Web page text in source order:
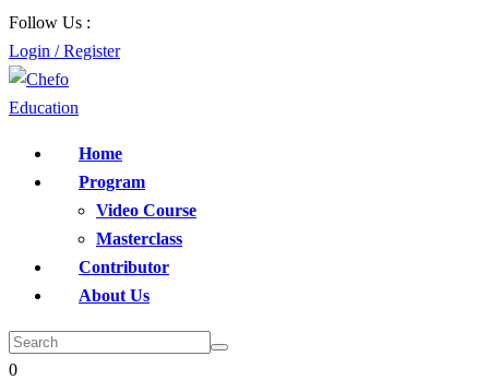
Skip
to
content
Follow Us :
Login / Register
Home
Program
Video Course
Masterclass
Contributor
About Us
0